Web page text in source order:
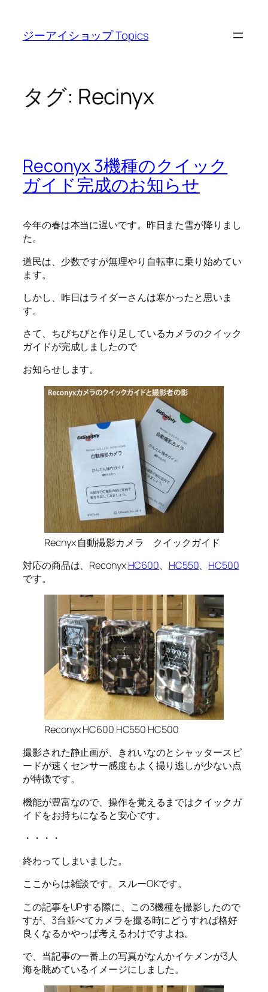
ジーアイショップ Topics
タグ: Recinyx
Reconyx 3機種のクイック
ガイド完成のお知らせ
今年の春は本当に遅いです。昨日また雪が降りまし
た。
道民は、少数ですが無理やり自転車に乗り始めてい
ます。
しかし、昨日はライダーさんは寒かったと思いま
す。
さて、ちびちびと作り足しているカメラのクイック
ガイドが完成しましたので
お知らせします。
Recnyx 自動撮影カメラ クイックガイド
対応の商品は、ReconyxHC600、 HC550、 HC500
です。
Reconyx HC600 HC550 HC500
撮影された静止画が、きれいなのとシャッタースピ
ードが速くセンサー感度もよく撮り逃しが少ない点
が特徴です。
機能が豊富なので、操作を覚えるまではクイックガ
イドをお持ちになると安心です。
・・・・
終わってしまいました。
ここからは雑談です。スルーOKです。
この記事をUPする際に、この3機種を撮影したので
すが、3台並べてカメラを撮る時にどうすれば格好
良くなるかやっぱ考えるわけですよね。
で、当記事の一番上の写真がなんかイケメンが3人
海を眺めているイメージにしました。